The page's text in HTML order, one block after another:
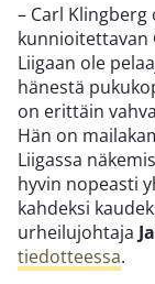
– Carl
kunnioitettavan
Liigaan ole
hänestä
on erittäin
Hän on
Liigassa
hyvin nopeasti
kahdeksi
urheilujohtaja
tiedotteessa.